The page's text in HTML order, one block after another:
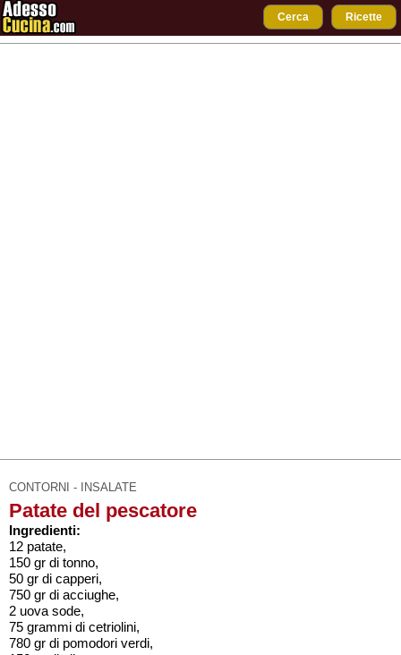
Cerca Ricette
CONTORNI - INSALATE
Patate del pescatore
Ingredienti:
12 patate,
150 gr di tonno,
50 gr di capperi,
750 gr di acciughe,
2 uova sode,
75 grammi di cetriolini,
780 gr di pomodori verdi,